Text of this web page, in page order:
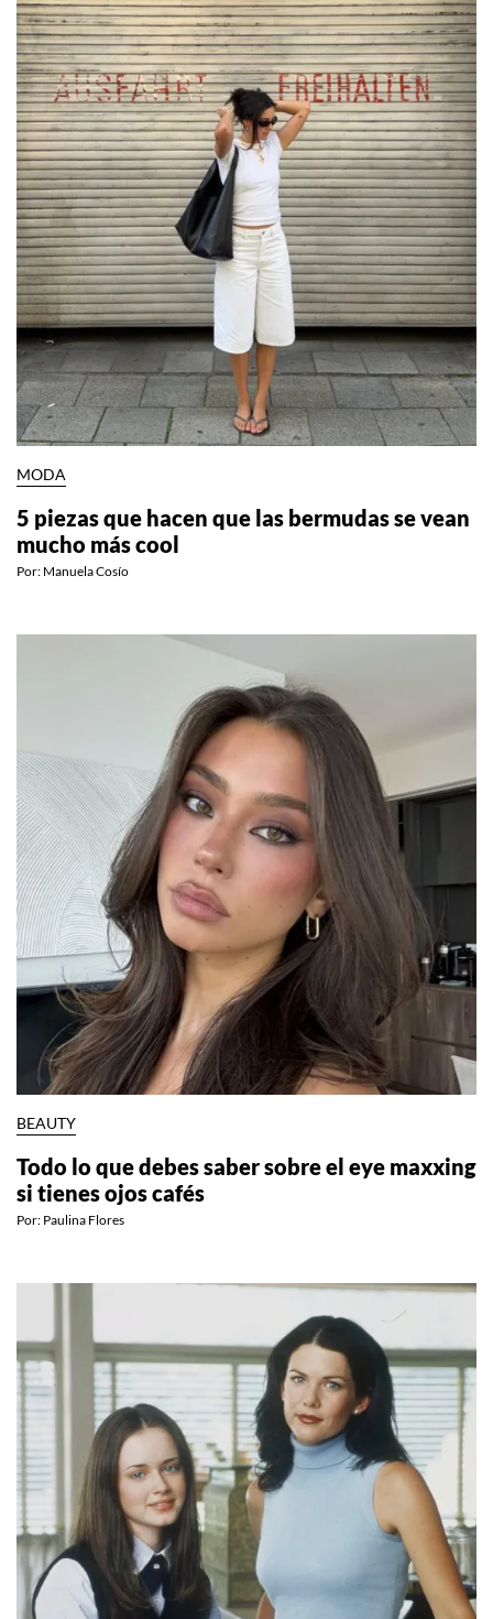
MODA
5 piezas que hacen que las bermudas se vean
mucho más cool
Por: Manuela Cosío
BEAUTY
Todo lo que debes saber sobre el eye maxxing
si tienes ojos cafés
Por: Paulina Flores